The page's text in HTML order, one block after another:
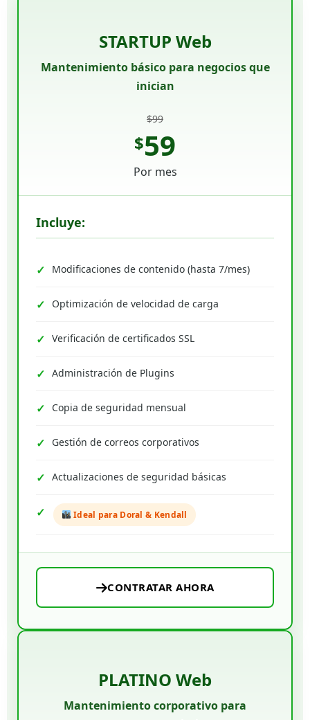
STARTUP Web
Mantenimiento básico para negocios que
inician
$99
$59
Por mes
Incluye:
Modificaciones de contenido (hasta 7/mes)
Optimización de velocidad de carga
Verificación de certificados SSL
Administración de Plugins
Copia de seguridad mensual
Gestión de correos corporativos
Actualizaciones de seguridad básicas
Ideal para Doral & Kendall
CONTRATAR AHORA
PLATINO Web
Mantenimiento corporativo para